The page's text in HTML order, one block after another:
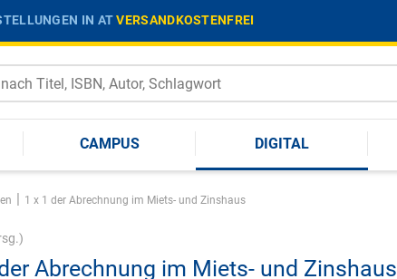
IN ATVERSANDKOSTENFREI
CAMPUS DIGITAL
| 1 x 1 der Abrechnung im Miets- und Zinshaus
Abrechnung im Miets- und Zinshaus